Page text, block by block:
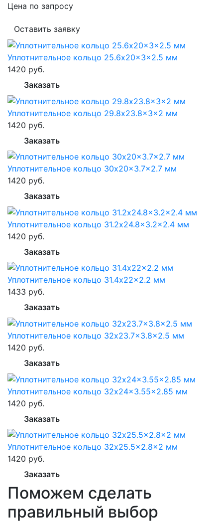
Цена по запросу
Оставить заявку
Уплотнительное кольцо 25.6x20x3x2.5 мм
1420 руб.
Заказать
Уплотнительное кольцо 29.8x23.8x3x2 мм
1420 руб.
Заказать
Уплотнительное кольцо 30x20x3.7x2.7 мм
1420 руб.
Заказать
Уплотнительное кольцо 31.2x24.8x3.2x2.4 мм
1420 руб.
Заказать
Уплотнительное кольцо 31.4x22x2.2 мм
1433 руб.
Заказать
Уплотнительное кольцо 32x23.7x3.8x2.5 мм
1420 руб.
Заказать
Уплотнительное кольцо 32x24x3.55x2.85 мм
1420 руб.
Заказать
Уплотнительное кольцо 32x25.5x2.8x2 мм
1420 руб.
Заказать
Поможем сделать
правильный выбор